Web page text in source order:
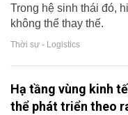
Trong hệ sinh thái đó,
không thể thay thế.
Thời sự - Logistics
Hạ tầng vùng kinh
thể phát triển theo